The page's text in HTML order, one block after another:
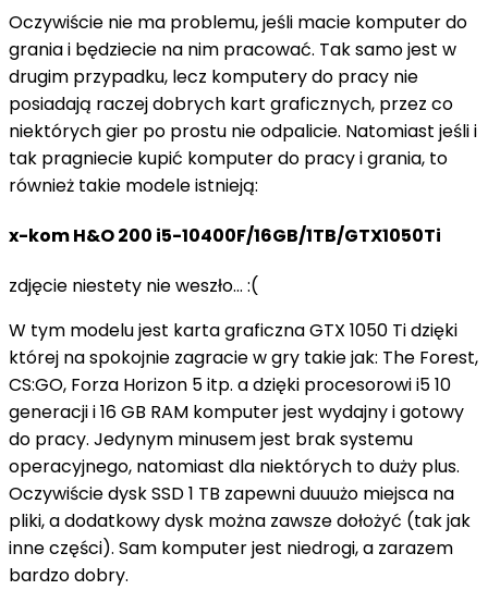
Oczywiście nie ma problemu, jeśli macie komputer do
grania i będziecie na nim pracować. Tak samo jest w
drugim przypadku, lecz komputery do pracy nie
posiadają raczej dobrych kart graficznych, przez co
niektórych gier po prostu nie odpalicie. Natomiast jeśli i
tak pragniecie kupić komputer do pracy i grania, to
również takie modele istnieją:
x-kom H&O 200 i5-10400F/16GB/1TB/GTX1050Ti
zdjęcie niestety nie weszło... :(
W tym modelu jest karta graficzna GTX 1050 Ti dzięki
której na spokojnie zagracie w gry takie jak: The Forest,
CS:GO, Forza Horizon 5 itp. a dzięki procesorowi i5 10
generacji i 16 GB RAM komputer jest wydajny i gotowy
do pracy. Jedynym minusem jest brak systemu
operacyjnego, natomiast dla niektórych to duży plus.
Oczywiście dysk SSD 1 TB zapewni duuużo miejsca na
pliki, a dodatkowy dysk można zawsze dołożyć (tak jak
inne części). Sam komputer jest niedrogi, a zarazem
bardzo dobry.